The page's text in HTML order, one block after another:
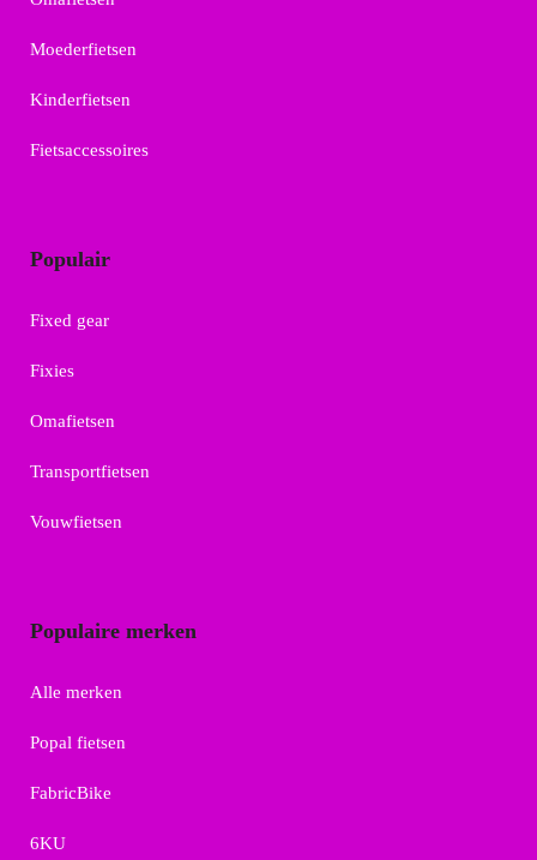
Moederfietsen
Kinderfietsen
Fietsaccessoires
Populair
Fixed gear
Fixies
Omafietsen
Transportfietsen
Vouwfietsen
Populaire merken
Alle merken
Popal fietsen
FabricBike
6KU